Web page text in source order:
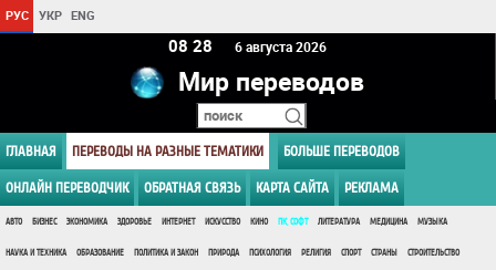
РУС УКР ENG
08:28 6 августа 2026
Мир переводов
ГЛАВНАЯ ПЕРЕВОДЫ НА РАЗНЫЕ ТЕМАТИКИ БОЛЬШЕ ПЕРЕВОДОВ
ОНЛАЙН ПЕРЕВОДЧИК ОБРАТНАЯ СВЯЗЬ КАРТА САЙТА РЕКЛАМА
АВТО БИЗНЕС ЭКОНОМИКА ЗДОРОВЬЕ ИНТЕРНЕТ ИСКУССТВО КИНО ПК, СОФТ ЛИТЕРАТУРА МЕДИЦИНА МУЗЫКА
НАУКА И ТЕХНИКА ОБРАЗОВАНИЕ ПОЛИТИКА И ЗАКОН ПРИРОДА ПСИХОЛОГИЯ РЕЛИГИЯ СПОРТ СТРАНЫ СТРОИТЕЛЬСТВО